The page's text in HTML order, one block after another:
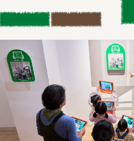
事前予約 有料